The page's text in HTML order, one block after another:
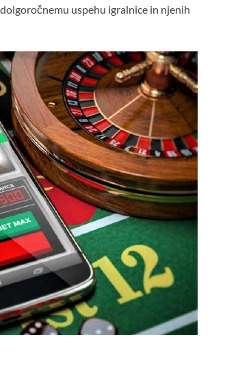
uspehu igralnice in njenih